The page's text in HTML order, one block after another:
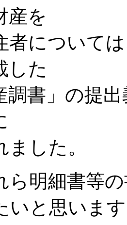
産を
者について
した
調書」の提
した。
ら明細書等
いと思いま